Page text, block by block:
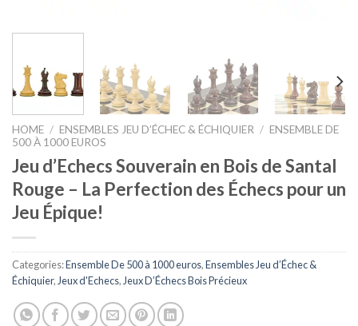
HOME / ENSEMBLES JEU D’ÉCHEC & ÉCHIQUIER / ENSEMBLE DE
500 À 1000 EUROS
Jeu d’Echecs Souverain en Bois de Santal
Rouge – La Perfection des Échecs pour un
Jeu Épique!
Categories:Ensemble De 500 à 1000 euros,Ensembles Jeu d’Échec &
Échiquier, Jeux d'Echecs, Jeux D’Échecs Bois Précieux